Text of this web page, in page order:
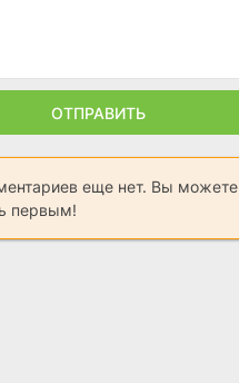
ОТПРАВИТЬ
еще нет. Вы можете
первым!